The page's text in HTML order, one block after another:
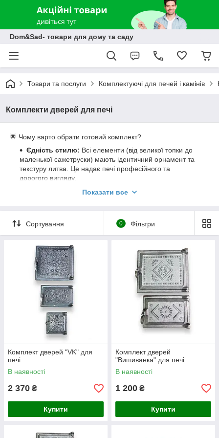
Dom&Sad- товари для дому та саду
Товари та послуги Комплектуючі для печей і камінів
Комплекти дверей для печі
🌟 Чому варто обрати готовий комплект?
Єдність стилю: Всі елементи (від великої топки до
маленької сажетруски) мають ідентичний орнамент та
текстуру литва. Це надає печі професійного та
дорогого вигляду.
Високоякісний чавун СЧ20:Всі дверцята
чавуну. Він не деформується, не тріскається і не
деталі будуть однаковими за якістю та відтінком
металу.
Пожежна безпека:
Щільне прилягання чавунних
стулок до рам забезпечує повний контроль над вогнем
та відсутність задимлення в приміщенні.
🎨 Оберіть свій стиль:
🇺🇦 Серія «Вишиванка»:
Національний колорит та
традиційні орнаменти. Ідеально для домівок у стилі
етно.
🕌 Серія «Татарка»:
Витончене східне литво, що
відповідає суворим стандартам якості (ДСТУ).
сучасних інтер'єрів, лазень та зон барбекю.
🖼️ Спарені моделі («Вікторія», «Арка»):
Преміальні дверцята «2 в 1» з японським термосклом.
Перетворюють звичайну грубу на камін, дозволяючи
Показати все
Сортування 0 Фільтри
Комплект дверей "VK" для
печі
В наявності
2 370 ₴
Купити
Комплект дверей
"Вишиванка" для печі
В наявності
1 200 ₴
Купити